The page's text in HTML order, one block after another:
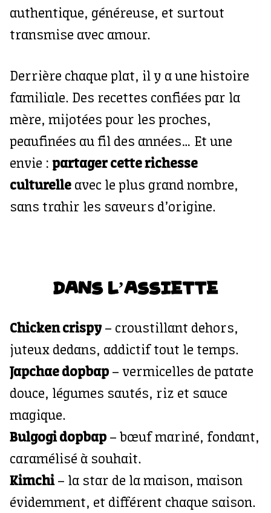
authentique, généreuse, et surtout
transmise avec amour.
Derrière chaque plat, il y a une histoire
familiale. Des recettes confiées par la
mère, mijotées pour les proches,
peaufinées au fil des années… Et une
envie : partager cette richesse
culturelle avec le plus grand nombre,
sans trahir les saveurs d’origine.
DANS L’ASSIETTE
Chicken crispy– croustillant dehors,
juteux dedans, addictif tout le temps.
Japchae dopbap – vermicelles de patate
douce, légumes sautés, riz et sauce
magique.
Bulgogi dopbap – bœuf mariné, fondant,
caramélisé à souhait.
Kimchi– la star de la maison, maison
évidemment, et différent chaque saison.